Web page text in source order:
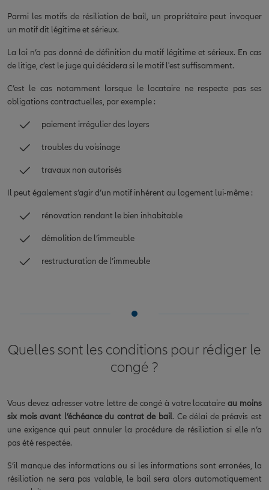
Parmi les motifs de résiliation de bail, un propriétaire peut invoquer
un motif dit légitime et sérieux.
La loi n’a pas donné de définition du motif légitime et sérieux. En cas
de litige, c’est le juge qui décidera si le motif l'est suffisamment.
C’est le cas notamment lorsque le locataire ne respecte pas ses
obligations contractuelles, par exemple :
paiement irrégulier des loyers
troubles du voisinage
travaux non autorisés
Il peut également s’agir d’un motif inhérent au logement lui-même :
rénovation rendant le bien inhabitable
démolition de l’immeuble
restructuration de l’immeuble
Quelles sont les conditions pour rédiger le
congé ?
Vous devez adresser votre lettre de congé à votre locataireau moins
six mois avant l’échéance du contrat de bail. Ce délai de préavis est
une exigence qui peut annuler la procédure de résiliation si elle n’a
pas été respectée.
S’il manque des informations ou si les informations sont erronées, la
résiliation ne sera pas valable, le bail sera alors automatiquement